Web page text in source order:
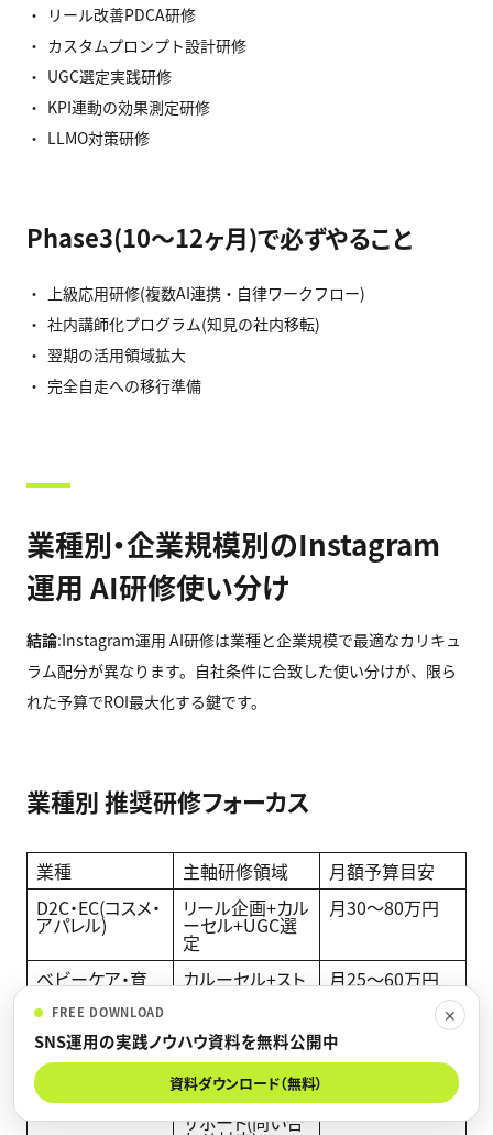
リール改善PDCA研修
カスタムプロンプト設計研修
UGC選定実践研修
KPI連動の効果測定研修
LLMO対策研修
Phase3(10〜12ヶ月)で必ずやること
上級応用研修(複数AI連携・自律ワークフロー)
社内講師化プログラム(知見の社内移転)
翌期の活用領域拡大
完全自走への移行準備
業種別・企業規模別のInstagram
運用 AI研修使い分け
結論:Instagram運用 AI研修は業種と企業規模で最適なカリキュ
ラム配分が異なります。自社条件に合致した使い分けが、限ら
れた予算でROI最大化する鍵です。
業種別 推奨研修フォーカス
業種 主軸研修領域
月額予算目安
D2C・EC(コスメ・
アパレル)
リール企画+カル
ーセル+UGC選
定
月30〜80万円
ベビーケア・育 カルーセル+スト 月25〜60万円
美容・エステ リール企画
+UGC選定
月20〜50万円
BtoB・SaaS カルーセル+DM
サポート(問い合
月25〜50万円
✕
FREE DOWNLOAD
SNS運用の実践ノウハウ資料を無料公開中
資料ダウンロード（無料）